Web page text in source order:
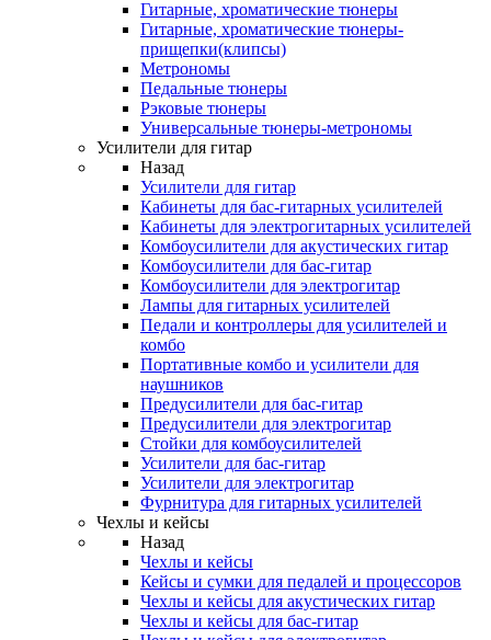
Гитарные, хроматические тюнеры
Гитарные, хроматические тюнеры-
прищепки(клипсы)
Метрономы
Педальные тюнеры
Рэковые тюнеры
Универсальные тюнеры-метрономы
Усилители для гитар
Назад
Усилители для гитар
Кабинеты для бас-гитарных усилителей
Кабинеты для электрогитарных усилителей
Комбоусилители для акустических гитар
Комбоусилители для бас-гитар
Комбоусилители для электрогитар
Лампы для гитарных усилителей
Педали и контроллеры для усилителей и
комбо
Портативные комбо и усилители для
наушников
Предусилители для бас-гитар
Предусилители для электрогитар
Стойки для комбоусилителей
Усилители для бас-гитар
Усилители для электрогитар
Фурнитура для гитарных усилителей
Чехлы и кейсы
Назад
Чехлы и кейсы
Кейсы и сумки для педалей и процессоров
Чехлы и кейсы для акустических гитар
Чехлы и кейсы для бас-гитар